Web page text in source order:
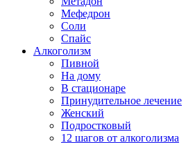
Мефедрон
Соли
Спайс
Алкоголизм
Пивной
На дому
В стационаре
Принудительное лечение
Женский
Подростковый
12 шагов от алкоголизма